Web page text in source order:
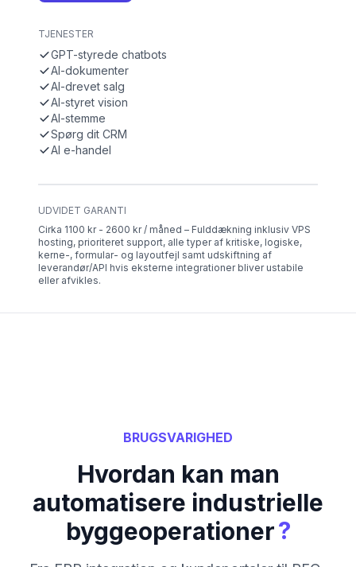
TJENESTER
GPT-styrede chatbots
AI-dokumenter
AI-drevet salg
AI-styret vision
AI-stemme
Spørg dit CRM
AI e-handel
UDVIDET GARANTI
Cirka 1100 kr - 2600 kr / måned – Fulddækning inklusiv VPS
hosting, prioriteret support, alle typer af kritiske, logiske,
kerne-, formular- og layoutfejl samt udskiftning af
leverandør/API hvis eksterne integrationer bliver ustabile
eller afvikles.
BRUGSVARIGHED
Hvordan kan man
automatisere industrielle
byggeoperationer?